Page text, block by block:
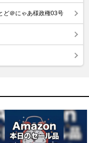
ど＠にゃあ様政権03号